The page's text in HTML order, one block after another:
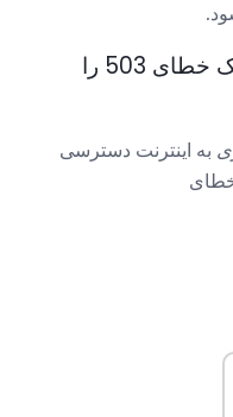
راه های بیشتر شما می توانید یک خطای 503 را
به اینترنت دسترسی